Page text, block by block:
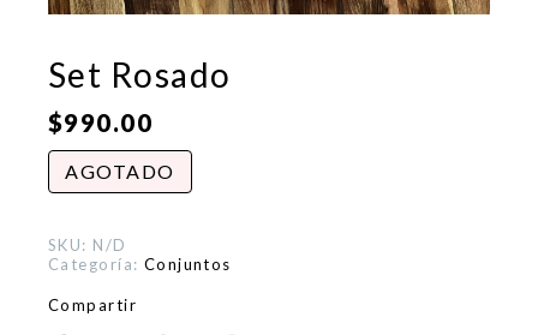
Set Rosado
$990.00
AGOTADO
SKU: N/D
Categoría: Conjuntos
Compartir